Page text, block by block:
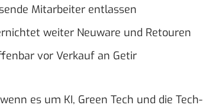
Mitarbeiter entlassen
weiter Neuware und Retouren
vor Verkauf an Getir
es um KI, Green Tech und die Tech-